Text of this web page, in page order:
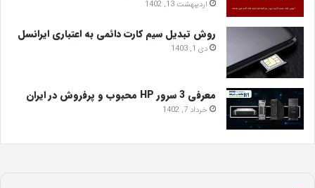
اردیبهشت 13, 1402
روش تبدیل سیم کارت دائمی به اعتباری ایرانسل
دی 1, 1403
معرفی 3 سرور HP محبوب و پرفروش در ایران
خرداد 7, 1402